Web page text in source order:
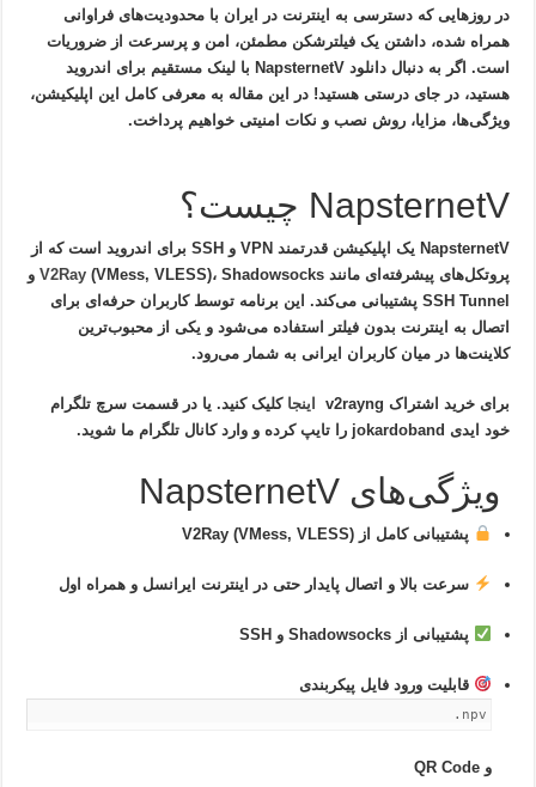
در روزهایی که دسترسی به اینترنت در ایران با محدودیت‌های فراوانی
همراه شده، داشتن یک فیلترشکن مطمئن، امن و پرسرعت از ضروریات
است. اگر به دنبالدانلود NapsternetV با لینک مستقیم برای اندروید
هستید، در جای درستی هستید! در این مقاله به معرفی کامل این اپلیکیشن،
ویژگی‌ها، مزایا، روش نصب و نکات امنیتی خواهیم پرداخت.
NapsternetV چیست؟
NapsternetV
یک اپلیکیشن قدرتمند VPN و SSH برای اندروید است که از
پروتکل‌های پیشرفته‌ای مانند
V2Ray(VMess, VLESS)، Shadowsocks
و
SSH Tunnel پشتیبانی می‌کند. این برنامه توسط کاربران حرفه‌ای برای
اتصال به اینترنت بدون فیلتر استفاده می‌شود و یکی از محبوب‌ترین
کلاینت‌ها در میان کاربران ایرانی به شمار می‌رود.
برای خرید اشتراک v2rayng اینجا کلیک کنید. یا در قسمت سرچ تلگرام
خود ایدی jokardoband را تایپ کرده و وارد کانال تلگرام ما شوید.
ویژگی‌های NapsternetV
پشتیبانی کامل از V2Ray (VMess, VLESS)
سرعت بالا و اتصال پایدار حتی در اینترنت ایرانسل و همراه اول
پشتیبانی از Shadowsocks و SSH
قابلیت ورود فایل پیکربندی
.npv
و QR Code